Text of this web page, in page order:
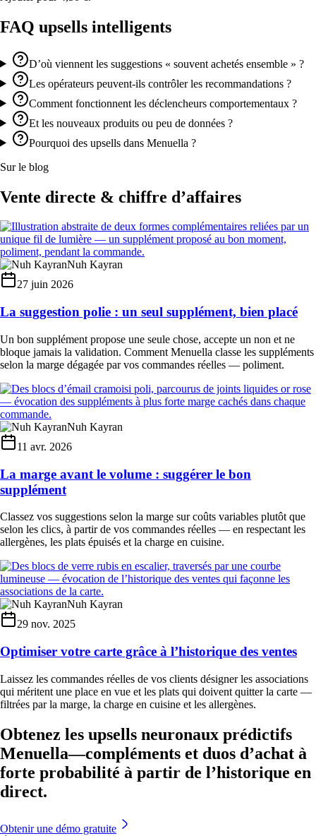
FAQ upsells intelligents
D’où viennent les suggestions « souvent achetés ensemble » ?
Les opérateurs peuvent-ils contrôler les recommandations ?
Comment fonctionnent les déclencheurs comportementaux ?
Et les nouveaux produits ou peu de données ?
Pourquoi des upsells dans Menuella ?
Sur le blog
Vente directe & chiffre d’affaires
Nuh Kayran
27 juin 2026
La suggestion polie : un seul supplément, bien placé
Un bon supplément propose une seule chose, accepte un non et ne
bloque jamais la validation. Comment Menuella classe les suppléments
selon la marge dégagée par vos commandes réelles — poliment.
Nuh Kayran
11 avr. 2026
La marge avant le volume : suggérer le bon
supplément
Classez vos suggestions selon la marge sur coûts variables plutôt que
selon les clics, à partir de vos commandes réelles — en respectant les
allergènes, les plats épuisés et la charge en cuisine.
Nuh Kayran
29 nov. 2025
Optimiser votre carte grâce à l’historique des ventes
Laissez les commandes réelles de vos clients désigner les associations
qui méritent une place en vue et les plats qui doivent quitter la carte —
filtrées par la marge, la charge en cuisine et les allergènes.
Obtenez les upsells neuronaux prédictifs
Menuella—compléments et duos d’achat à
forte probabilité à partir de l’historique en
direct.
Obtenir une démo gratuite